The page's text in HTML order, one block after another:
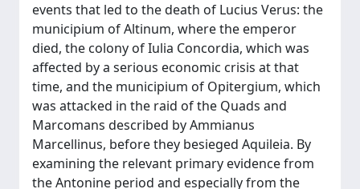
events that led to the death of Lucius Verus: the
municipium of Altinum, where the emperor
died, the colony of Iulia Concordia, which was
affected by a serious economic crisis at that
time, and the municipium of Opitergium, which
was attacked in the raid of the Quads and
Marcomans described by Ammianus
Marcellinus, before they besieged Aquileia. By
examining the relevant primary evidence from
the Antonine period and especially from the